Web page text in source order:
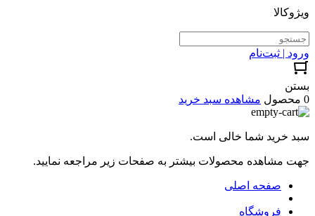
ویژوکالا
ورود | ثبت‌نام
بستن
0 محصول
مشاهده سبد خرید
سبد خرید شما خالی است.
جهت مشاهده محصولات بیشتر به صفحات زیر مراجعه نمایید.
صفحه اصلی
فروشگاه